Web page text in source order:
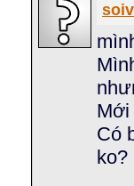
Mới
Có
ko?